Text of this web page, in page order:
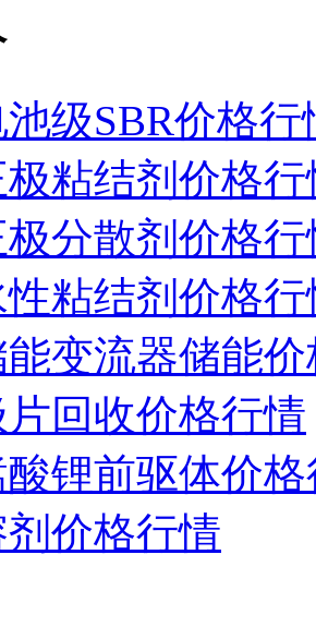
级SBR价格行
极粘结剂价格行
极分散剂价格行
性粘结剂价格行
能变流器储能
片回收价格行情
酸锂前驱体价
价格行情